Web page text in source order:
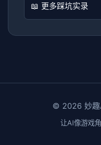
📖 更多踩坑实录
© 2026 妙
让AI像游戏